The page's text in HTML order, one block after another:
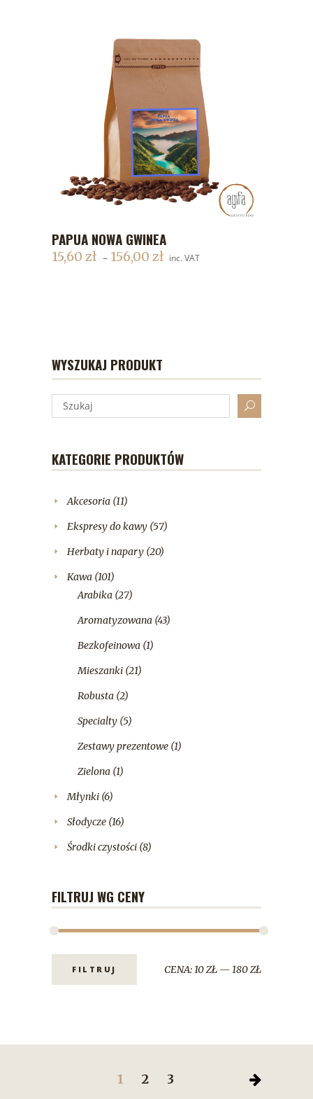
DODAJ DO KOSZYKA
PAPUA NOWA GWINEA
15,60 zł – 156,00 zł inc. VAT
WYSZUKAJ PRODUKT
KATEGORIE PRODUKTÓW
Akcesoria (11)
Ekspresy do kawy (57)
Herbaty i napary (20)
Kawa (101)
Arabika (27)
Aromatyzowana (43)
Bezkofeinowa (1)
Mieszanki (21)
Robusta (2)
Specialty (5)
Zestawy prezentowe (1)
Zielona (1)
Młynki (6)
Słodycze (16)
Środki czystości (8)
FILTRUJ WG CENY
FILTRUJ CENA:10 ZŁ — 180 ZŁ
1 2 3